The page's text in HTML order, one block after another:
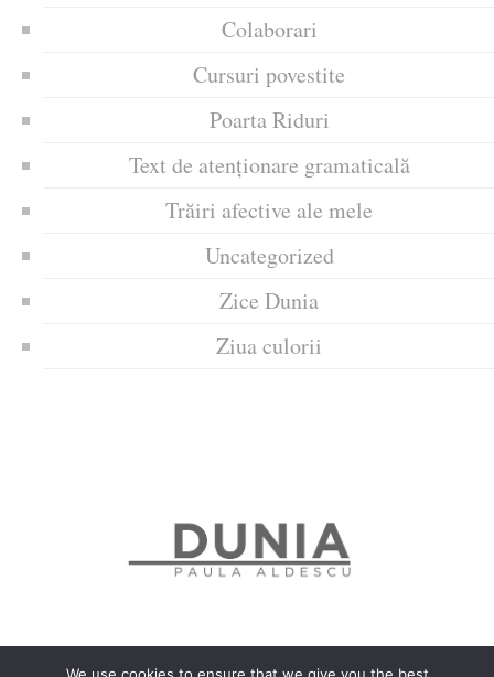
Colaborari
Cursuri povestite
Poarta Riduri
Text de atenționare gramaticală
Trăiri afective ale mele
Uncategorized
Zice Dunia
Ziua culorii